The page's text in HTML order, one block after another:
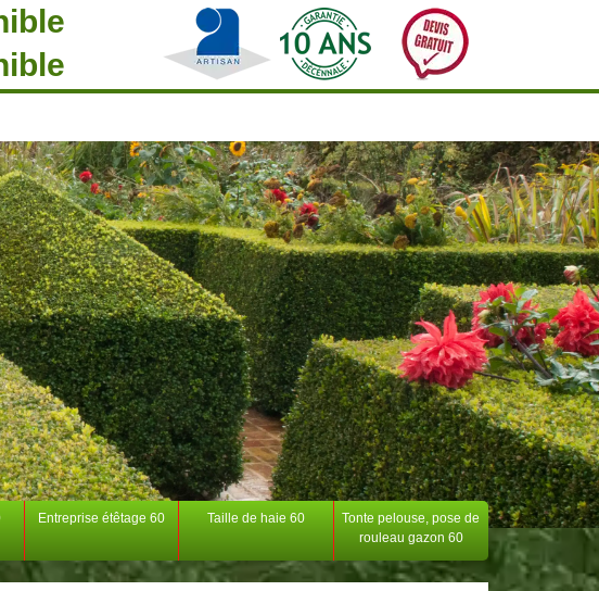
Entreprise étêtage 60 Taille de haie 60
Tonte pelouse, pose de
rouleau gazon 60